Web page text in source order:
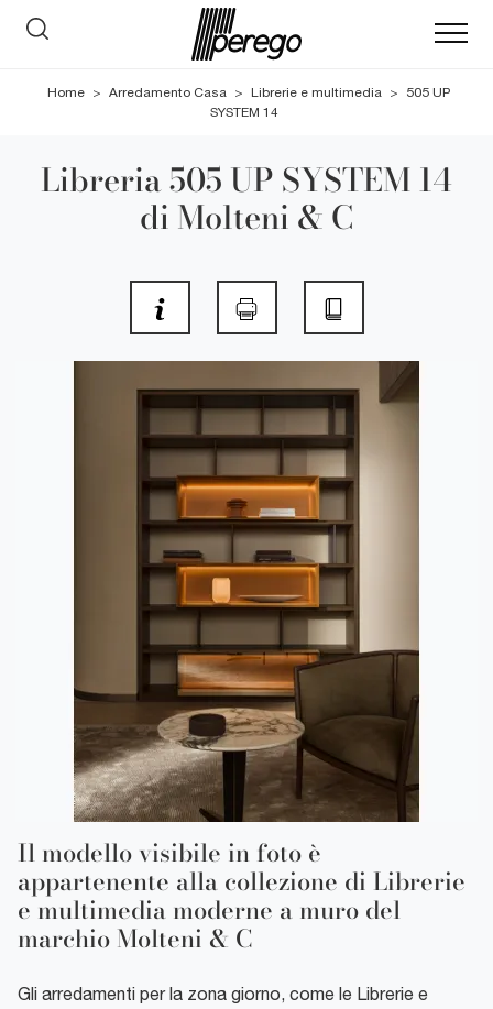
Home > Arredamento Casa > Librerie e multimedia >
505 UP
SYSTEM 14
Libreria 505 UP SYSTEM 14
di Molteni & C
Il modello visibile in foto è
appartenente alla collezione di Librerie
e multimedia moderne a muro del
marchio Molteni & C
Gli arredamenti per la zona giorno, come le Librerie e